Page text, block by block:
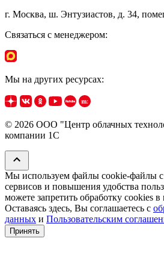
г. Москва, ш. Энтузиастов, д. 34,
Связаться с менеджером:
Мы на других ресурсах:
© 2026 ООО "Центр облачных
компании 1C
Мы используем файлы cookie‑файлы
сервисов и повышения удобства
можете запретить обработку сookies в
Оставаясь здесь, Вы соглашаетесь с
данных и Пользовательским
Принять